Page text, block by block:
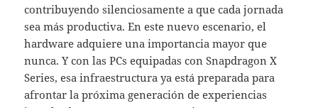
contribuyendo silenciosamente a que cada jornada
sea más productiva. En este nuevo escenario, el
hardware adquiere una importancia mayor que
nunca. Y con las PCs equipadas con Snapdragon X
Series, esa infraestructura ya está preparada para
afrontar la próxima generación de experiencias